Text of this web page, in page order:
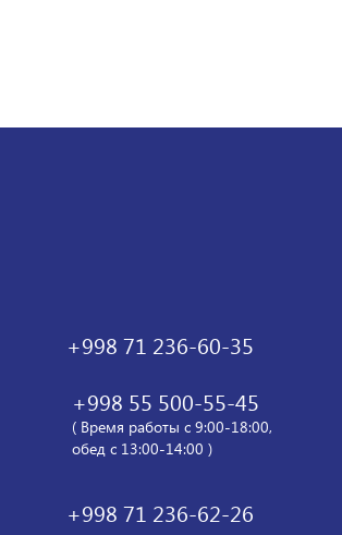
+998 71 236-60-35
+998 55 500-55-45
( Время работы с 9:00-18:00,
обед с 13:00-14:00 )
+998 71 236-62-26